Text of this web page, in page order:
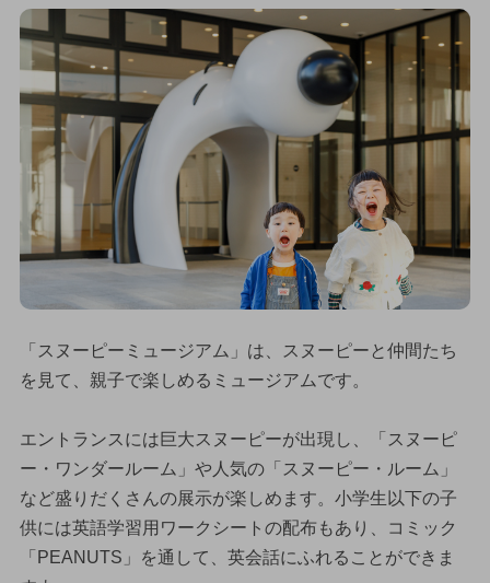
「スヌーピーミュージアム」は、スヌーピーと仲間たち
を見て、親子で楽しめるミュージアムです。
エントランスには巨大スヌーピーが出現し、「スヌーピ
ー・ワンダールーム」や人気の「スヌーピー・ルーム」
など盛りだくさんの展示が楽しめます。小学生以下の子
供には英語学習用ワークシートの配布もあり、コミック
「PEANUTS」を通して、英会話にふれることができま